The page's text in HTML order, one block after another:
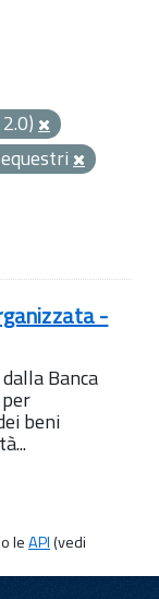
-
Banca
beni
leAPI(vedi